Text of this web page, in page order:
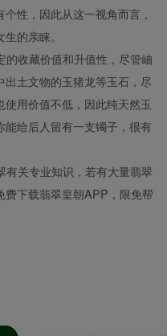
性，因此从这一视角而言，
的亲睐。
的收藏价值和升值性，尽管岫
土文物的玉猪龙等玉石，尽
用价值不低，因此纯天然玉
给后人留有一支镯子，很有
有关专业知识，若有大量翡翠
费下载翡翠皇朝APP，限免帮